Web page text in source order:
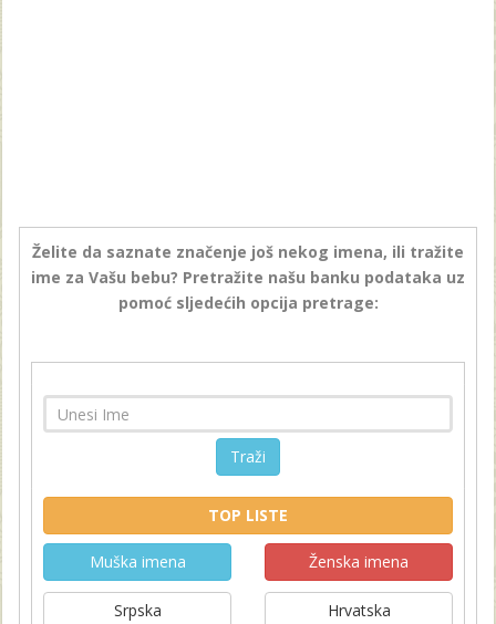
Želite da saznate značenje još nekog imena, ili tražite
ime za Vašu bebu? Pretražite našu banku podataka uz
pomoć sljedećih opcija pretrage:
Traži
TOP LISTE
Muška imena Ženska imena
Srpska Hrvatska